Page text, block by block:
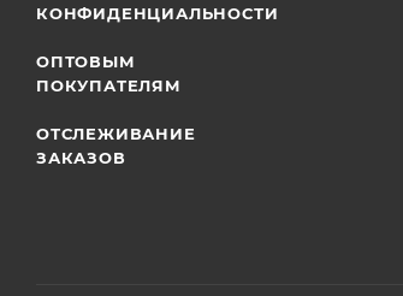
КОНФИДЕНЦИАЛЬНОСТИ
ОПТОВЫМ
ПОКУПАТЕЛЯМ
ОТСЛЕЖИВАНИЕ
ЗАКАЗОВ